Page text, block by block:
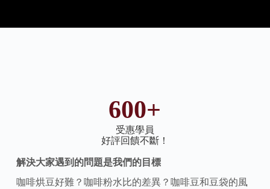
600+
受惠學員
好評回饋不斷！
解決大家遇到的問題是我們的目標
咖啡烘豆好難？咖啡粉水比的差異？咖啡豆和豆袋的風